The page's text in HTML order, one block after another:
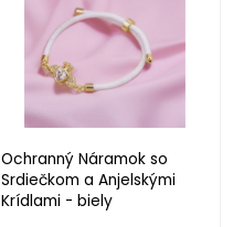
Ochranný Náramok so
Srdiečkom a Anjelskými
Krídlami - biely